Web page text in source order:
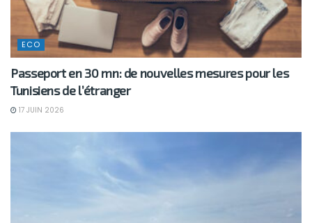
ECO
Passeport en 30 mn: de nouvelles mesures pour les
Tunisiens de l’étranger
17 JUIN 2026